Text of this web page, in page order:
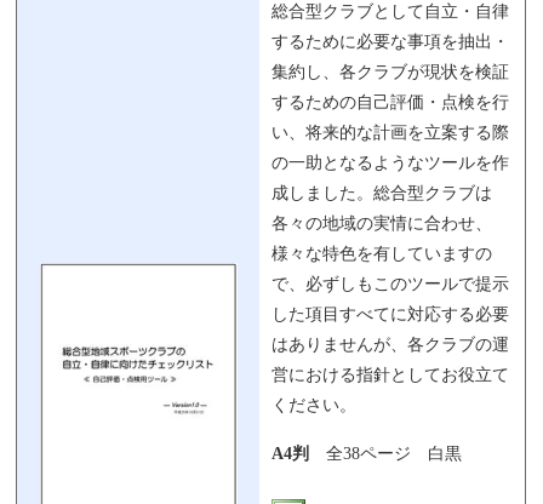
総合型クラブとして自立・自律
するために必要な事項を抽出・
集約し、各クラブが現状を検証
するための自己評価・点検を行
い、将来的な計画を立案する際
の一助となるようなツールを作
成しました。総合型クラブは
各々の地域の実情に合わせ、
様々な特色を有していますの
で、必ずしもこのツールで提示
した項目すべてに対応する必要
はありませんが、各クラブの運
営における指針としてお役立て
ください。
A4判 全38ページ 白黒